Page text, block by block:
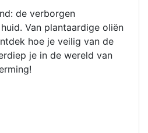
de verborgen
Van plantaardige oliën
hoe je veilig van de
je in de wereld van